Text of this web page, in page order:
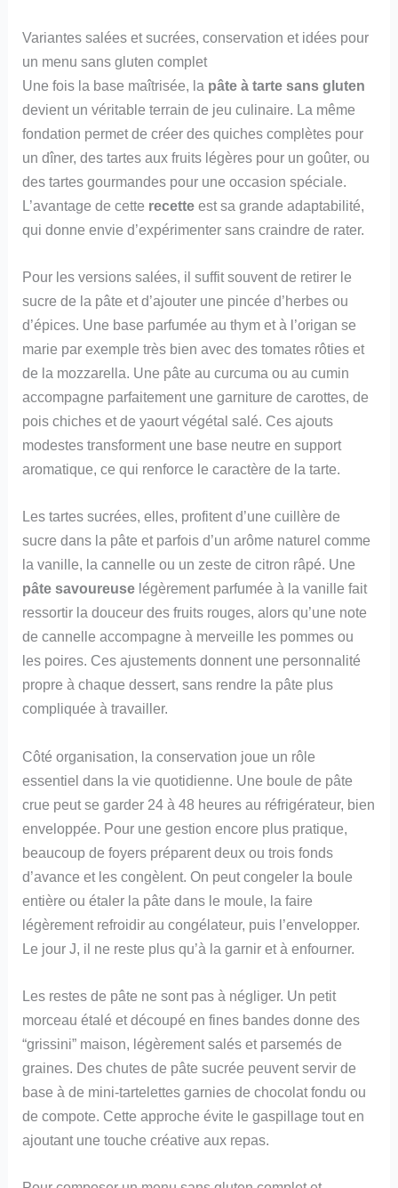
Variantes salées et sucrées, conservation et idées pour
un menu sans gluten complet
Une fois la base maîtrisée, la pâte à tarte sans gluten
devient un véritable terrain de jeu culinaire. La même
fondation permet de créer des quiches complètes pour
un dîner, des tartes aux fruits légères pour un goûter, ou
des tartes gourmandes pour une occasion spéciale.
L’avantage de cette recette est sa grande adaptabilité,
qui donne envie d’expérimenter sans craindre de rater.
Pour les versions salées, il suffit souvent de retirer le
sucre de la pâte et d’ajouter une pincée d’herbes ou
d’épices. Une base parfumée au thym et à l’origan se
marie par exemple très bien avec des tomates rôties et
de la mozzarella. Une pâte au curcuma ou au cumin
accompagne parfaitement une garniture de carottes, de
pois chiches et de yaourt végétal salé. Ces ajouts
modestes transforment une base neutre en support
aromatique, ce qui renforce le caractère de la tarte.
Les tartes sucrées, elles, profitent d’une cuillère de
sucre dans la pâte et parfois d’un arôme naturel comme
la vanille, la cannelle ou un zeste de citron râpé. Une
pâte savoureuse légèrement parfumée à la vanille fait
ressortir la douceur des fruits rouges, alors qu’une note
de cannelle accompagne à merveille les pommes ou
les poires. Ces ajustements donnent une personnalité
propre à chaque dessert, sans rendre la pâte plus
compliquée à travailler.
Côté organisation, la conservation joue un rôle
essentiel dans la vie quotidienne. Une boule de pâte
crue peut se garder 24 à 48 heures au réfrigérateur, bien
enveloppée. Pour une gestion encore plus pratique,
beaucoup de foyers préparent deux ou trois fonds
d’avance et les congèlent. On peut congeler la boule
entière ou étaler la pâte dans le moule, la faire
légèrement refroidir au congélateur, puis l’envelopper.
Le jour J, il ne reste plus qu’à la garnir et à enfourner.
Les restes de pâte ne sont pas à négliger. Un petit
morceau étalé et découpé en fines bandes donne des
“grissini” maison, légèrement salés et parsemés de
graines. Des chutes de pâte sucrée peuvent servir de
base à de mini-tartelettes garnies de chocolat fondu ou
de compote. Cette approche évite le gaspillage tout en
ajoutant une touche créative aux repas.